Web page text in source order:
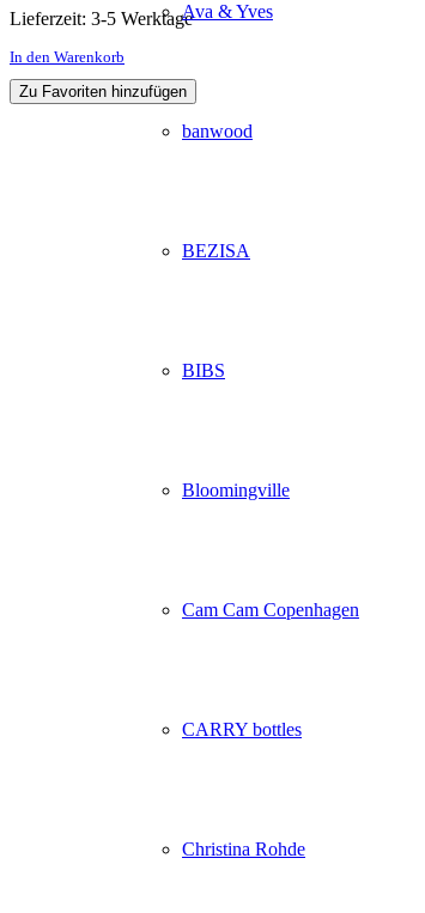
Ava & Yves
banwood
BEZISA
BIBS
Bloomingville
Cam Cam Copenhagen
CARRY bottles
Christina Rohde
Lieferzeit: 3-5 Werktage
In den Warenkorb
Zu Favoriten hinzufügen